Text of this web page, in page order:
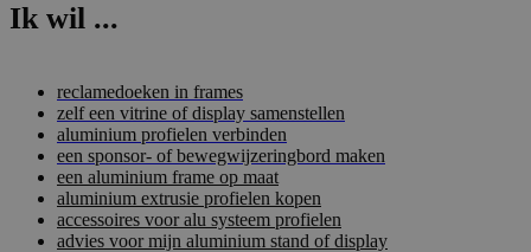
Ik wil ...
reclamedoeken in frames
zelf een vitrine of display samenstellen
aluminium profielen verbinden
een sponsor- of bewegwijzeringbord maken
een aluminium frame op maat
aluminium extrusie profielen kopen
accessoires voor alu systeem profielen
advies voor mijn aluminium stand of display